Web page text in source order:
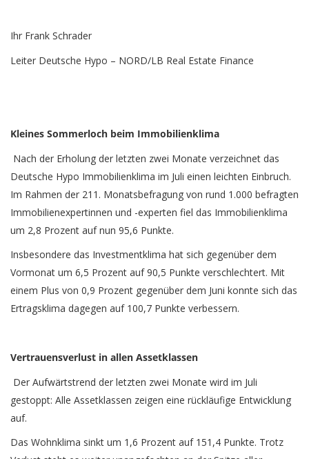
­­­­­­­­­­­­­­­­­­­­Ihr Frank Schrader
Leiter Deutsche Hypo – NORD/LB Real Estate Finance
Kleines Sommerloch beim Immobilienklima
Nach der Erholung der letzten zwei Monate verzeichnet das
Deutsche Hypo Immobilienklima im Juli einen leichten Einbruch.
Im Rahmen der 211. Monatsbefragung von rund 1.000 befragten
Immobilienex­pertinnen und -experten fiel das Immobilienklima
um 2,8 Prozent auf nun 95,6 Punkte.
Insbesondere das Investmentklima hat sich gegenüber dem
Vormonat um 6,5 Prozent auf 90,5 Punkte verschlechtert. Mit
einem Plus von 0,9 Prozent gegenüber dem Juni konnte sich das
Ertragsklima dagegen auf 100,7 Punkte verbessern.
Vertrauensverlust in allen Assetklassen
Der Aufwärtstrend der letzten zwei Monate wird im Juli
gestoppt: Alle Assetklassen zeigen eine rückläufige Entwicklung
auf.
Das Wohnklima sinkt um 1,6 Prozent auf 151,4 Punkte. Trotz